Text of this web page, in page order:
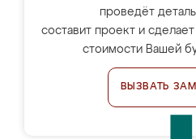
проведёт
составит проект и
стоимости Вашей
ВЫЗВАТЬ